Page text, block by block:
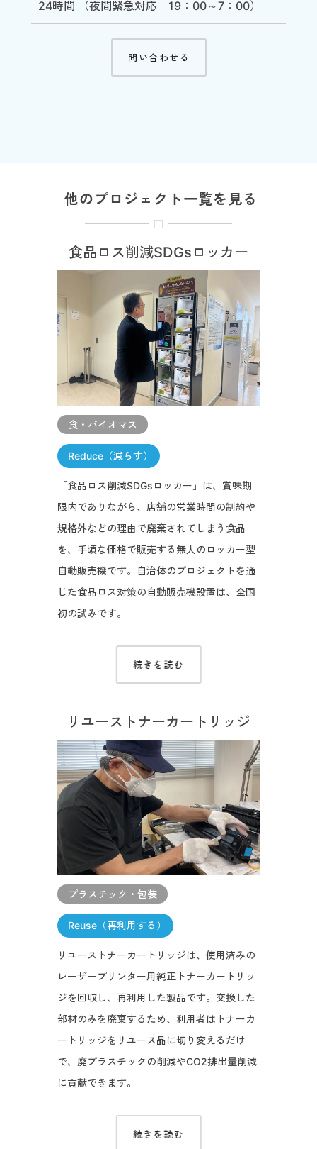
24時間 （夜間緊急対応 19：00～7：00）
問い合わせる
他のプロジェクト一覧を見る
食品ロス削減SDGsロッカー
食・バイオマス
Reduce（減らす）
「食品ロス削減SDGsロッカー」は、賞味期
限内でありながら、店舗の営業時間の制約や
規格外などの理由で廃棄されてしまう食品
を、手頃な価格で販売する無人のロッカー型
自動販売機です。自治体のプロジェクトを通
じた食品ロス対策の自動販売機設置は、全国
初の試みです。
続きを読む
リユーストナーカートリッジ
プラスチック・包装
Reuse（再利用する）
リユーストナーカートリッジは、使用済みの
レーザープリンター用純正トナーカートリッ
ジを回収し、再利用した製品です。交換した
部材のみを廃棄するため、利用者はトナーカ
ートリッジをリユース品に切り変えるだけ
で、廃プラスチックの削減やCO2排出量削減
に貢献できます。
続きを読む